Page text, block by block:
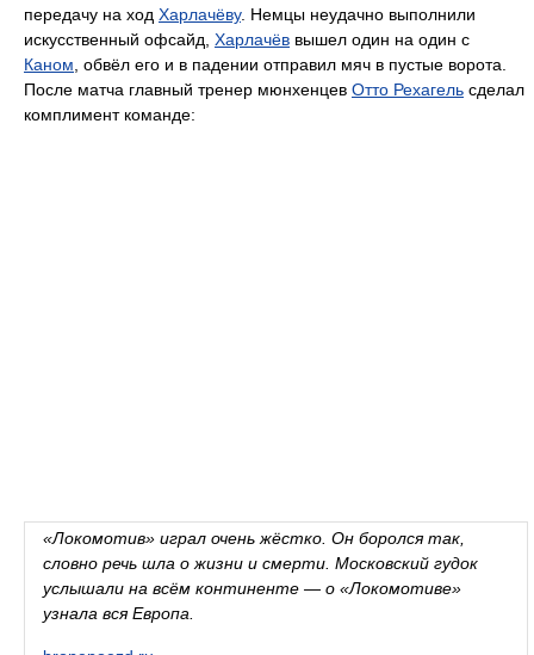
передачу на ход Харлачёву. Немцы неудачно выполнили
искусственный офсайд, Харлачёв вышел один на один с
Каном , обвёл его и в падении отправил мяч в пустые ворота.
После матча главный тренер мюнхенцев Отто Рехагель сделал
комплимент команде:
«Локомотив» играл очень жёстко. Он боролся так,
словно речь шла о жизни и смерти. Московский гудок
услышали на всём континенте — о «Локомотиве»
узнала вся Европа.